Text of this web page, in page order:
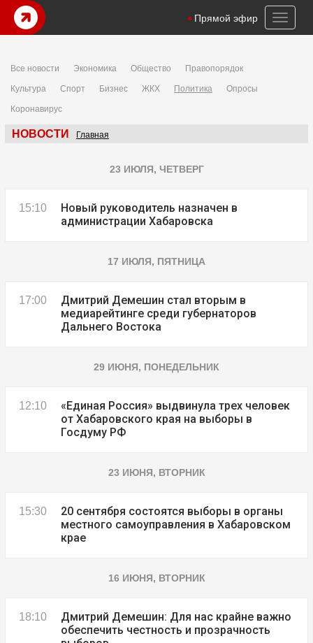
Toggle
Прямой эфир
Все новости Экономика Общество
Правопорядок
Культура
Спорт Бизнес ЖКХ Политика
Опросы
Коронавирус
НОВОСТИ Главная
23 ИЮЛЯ, ЧЕТВЕРГ
15:10
Новый руководитель назначен в
администрации Хабаровска
17 ИЮЛЯ, ПЯТНИЦА
17:00
Дмитрий Демешин стал вторым в
медиарейтинге среди губернаторов
Дальнего Востока
29 ИЮНЯ, ПОНЕДЕЛЬНИК
12:10
«Единая Россия» выдвинула трех человек
от Хабаровского края на выборы в
Госдуму РФ
23 ИЮНЯ, ВТОРНИК
15:30
20 сентября состоятся выборы в органы
местного самоуправления в Хабаровском
крае
16 ИЮНЯ, ВТОРНИК
18:10
Дмитрий Демешин: Для нас крайне важно
обеспечить честность и прозрачность